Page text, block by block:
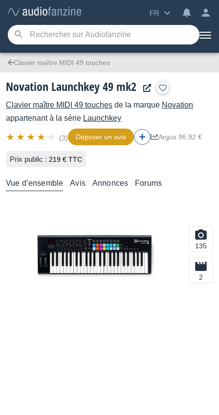
FR
Clavier maître MIDI 49 touches
Novation Launchkey 49 mk2
Clavier maître MIDI 49 touches de la marque Novation
appartenant à la série Launchkey
(3) Déposer un avis Argus 96,92 €
Prix public : 219 € TTC
Vue d’ensemble Avis Annonces Forums
135
2